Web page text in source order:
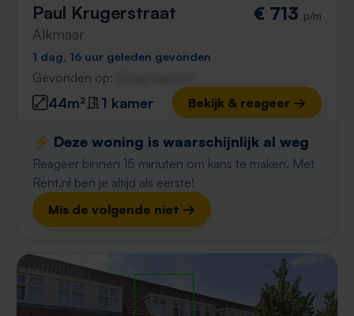
Paul Krugerstraat
Alkmaar
€ 713 p/m
1 dag, 16 uur geleden gevonden
Gevonden op:
44m² 1 kamer Bekijk & reageer →
⚡️ Deze woning is waarschijnlijk al weg
Reageer binnen 15 minuten om kans te maken. Met
Rent.nl ben je altijd als eerste!
Mis de volgende niet →